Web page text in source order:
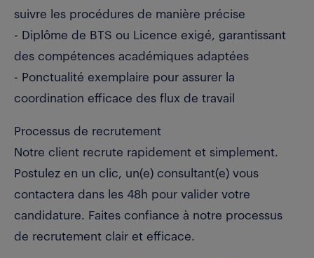
suivre les procédures de manière précise
- Diplôme de BTS ou Licence exigé, garantissant
des compétences académiques adaptées
- Ponctualité exemplaire pour assurer la
coordination efficace des flux de travail
Processus de recrutement
Notre client recrute rapidement et simplement.
Postulez en un clic, un(e) consultant(e) vous
contactera dans les 48h pour valider votre
candidature. Faites confiance à notre processus
de recrutement clair et efficace.